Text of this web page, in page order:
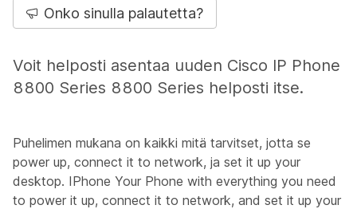
Onko sinulla palautetta?
Voit helposti asentaa uuden Cisco IP Phone
8800 Series 8800 Series helposti itse.
Puhelimen mukana on kaikki mitä tarvitset, jotta se
power up, connect it to network, ja set it up your
desktop. IPhone Your Phone with everything you need
to power it up, connect it to network, and set it up your